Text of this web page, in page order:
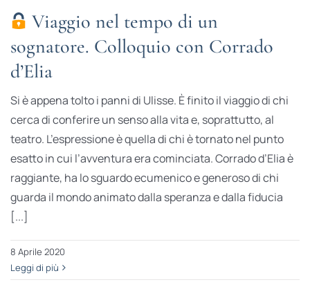
Viaggio nel tempo di un
sognatore. Colloquio con Corrado
d’Elia
Si è appena tolto i panni di Ulisse. È finito il viaggio di chi
cerca di conferire un senso alla vita e, soprattutto, al
teatro. L’espressione è quella di chi è tornato nel punto
esatto in cui l’avventura era cominciata. Corrado d’Elia è
raggiante, ha lo sguardo ecumenico e generoso di chi
guarda il mondo animato dalla speranza e dalla fiducia
[...]
8 Aprile 2020
Leggi di più